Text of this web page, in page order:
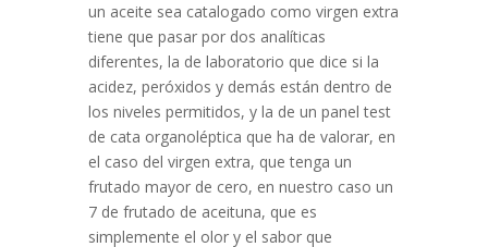
un aceite sea catalogado como virgen extra
tiene que pasar por dos analíticas
diferentes, la de laboratorio que dice si la
acidez, peróxidos y demás están dentro de
los niveles permitidos, y la de un panel test
de cata organoléptica que ha de valorar, en
el caso del virgen extra, que tenga un
frutado mayor de cero, en nuestro caso un
7 de frutado de aceituna, que es
simplemente el olor y el sabor que